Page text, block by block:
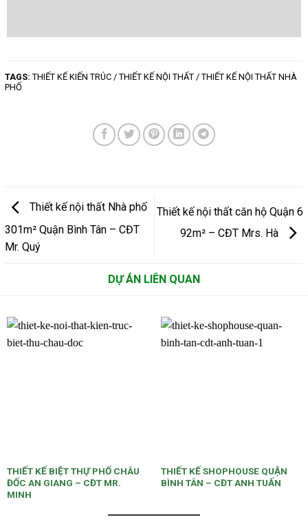
TAGS: THIẾT KẾ KIẾN TRÚC / THIẾT KẾ NỘI THẤT / THIẾT KẾ NỘI THẤT NHÀ
PHỐ
Thiết kế nội thất Nhà phố
301m² Quận Bình Tân – CĐT
Mr. Quý
Thiết kế nội thất căn hộ Quận 6
92m² – CĐT Mrs. Hà
DỰ ÁN LIÊN QUAN
THIẾT KẾ BIỆT THỰ PHỐ CHÂU
ĐỐC AN GIANG – CĐT MR.
MINH
THIẾT KẾ SHOPHOUSE QUẬN
BÌNH TÂN – CĐT ANH TUẤN